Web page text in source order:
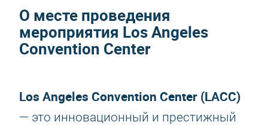
О месте проведения
мероприятия Los Angeles
Convention Center
Los Angeles Convention Center (LACC)
— это инновационный и престижный